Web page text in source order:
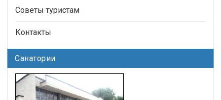
Советы туристам
Контакты
Санатории